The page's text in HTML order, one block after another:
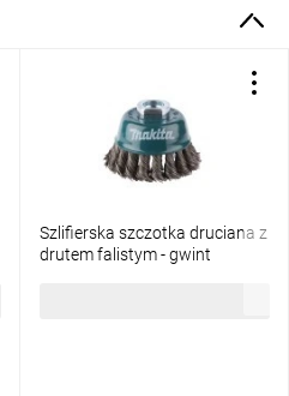
Szlifierska szczotka druciana z
drutem falistym - gwint